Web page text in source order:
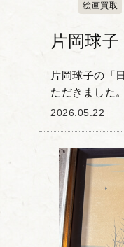
絵画買取
片岡球子
片岡球子の「
ただきました。 片岡球子らしい大胆な色
彩と、生命力
な山野の意匠
2026.05.22